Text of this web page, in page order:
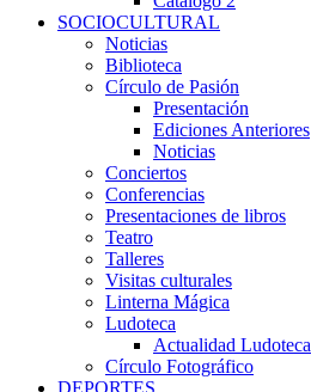
SOCIOCULTURAL
Noticias
Biblioteca
Círculo de Pasión
Presentación
Ediciones Anteriores
Noticias
Conciertos
Conferencias
Presentaciones de libros
Teatro
Talleres
Visitas culturales
Linterna Mágica
Ludoteca
Actualidad Ludoteca
Círculo Fotográfico
DEPORTES